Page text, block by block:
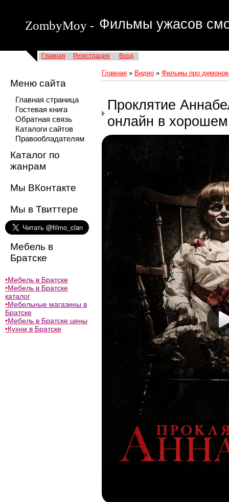
ZombyMoy - Фильмы ужасов
Главная Регистрация Вход
Меню сайта
Главная страница
Гостевая книга
Обратная связь
Каталоги сайтов
Правообладателям
Каталог по
жанрам
Мы ВКонтакте
Мы в Твиттере
Мебель в
Братске
•Мебель в Братске
•Мебель в Братске
каталог
•Мебельные магазины в
Братске
•Мебель в Братске цены
•Кухни в Братске
Главная » Видео » Фильмы про демонов
Проклятие
онлайн в хорошем